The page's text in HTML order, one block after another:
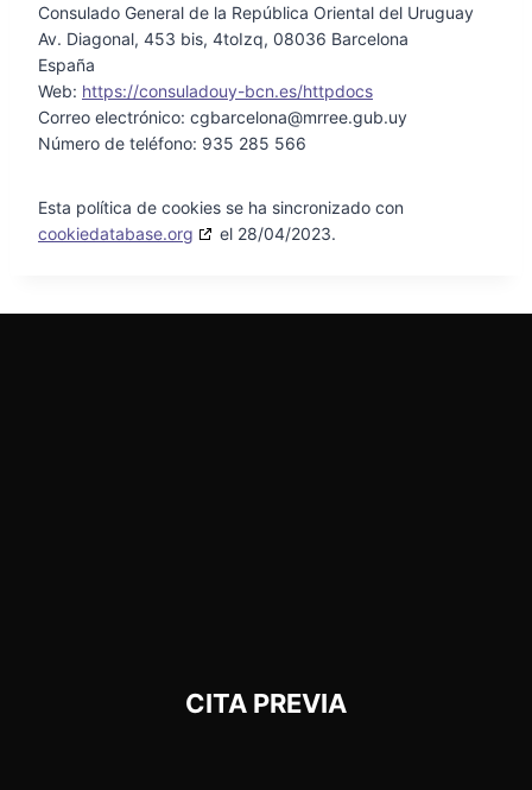
Consulado General de la República Oriental del Uruguay
Av. Diagonal, 453 bis, 4toIzq, 08036 Barcelona
España
Web: https://consuladouy-bcn.es/httpdocs
Correo electrónico: cgbarcelona@mrree.gub.uy
Número de teléfono: 935 285 566
Esta política de cookies se ha sincronizado con
cookiedatabase.org
el 28/04/2023.
CITA PREVIA